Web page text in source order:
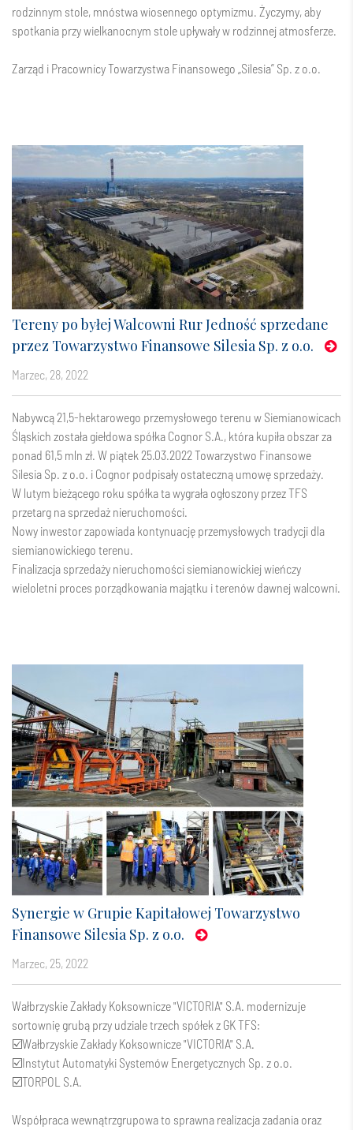
rodzinnym stole, mnóstwa wiosennego optymizmu. Życzymy, aby
spotkania przy wielkanocnym stole upływały w rodzinnej atmosferze.
Zarząd i Pracownicy Towarzystwa Finansowego „Silesia” Sp. z o.o.
Tereny po byłej Walcowni Rur Jedność sprzedane
przez Towarzystwo Finansowe Silesia Sp. z o.o.
marzec, 28, 2022
Nabywcą 21,5-hektarowego przemysłowego terenu w Siemianowicach
Śląskich została giełdowa spółka Cognor S.A., która kupiła obszar za
ponad 61,5 mln zł. W piątek 25.03.2022 Towarzystwo Finansowe
Silesia Sp. z o.o. i Cognor podpisały ostateczną umowę sprzedaży.
W lutym bieżącego roku spółka ta wygrała ogłoszony przez TFS
przetarg na sprzedaż nieruchomości.
Nowy inwestor zapowiada kontynuację przemysłowych tradycji dla
siemianowickiego terenu.
Finalizacja sprzedaży nieruchomości siemianowickiej wieńczy
wieloletni proces porządkowania majątku i terenów dawnej walcowni.
Synergie w Grupie Kapitałowej Towarzystwo
Finansowe Silesia Sp. z o.o.
marzec, 25, 2022
Wałbrzyskie Zakłady Koksownicze "VICTORIA"​ S.A. modernizuje
sortownię grubą przy udziale trzech spółek z GK TFS:
☑️Wałbrzyskie Zakłady Koksownicze "VICTORIA"​ S.A.
☑️Instytut Automatyki Systemów Energetycznych Sp. z o.o.
☑️TORPOL S.A.
Współpraca wewnątrzgrupowa to sprawna realizacja zadania oraz